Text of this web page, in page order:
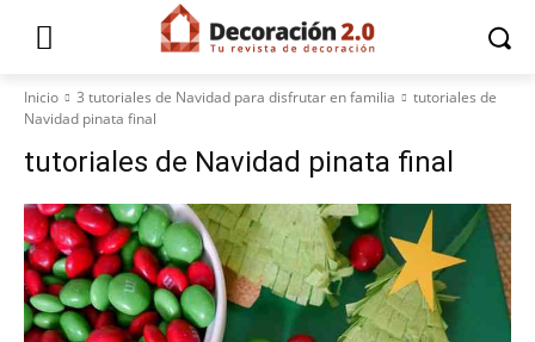
Inicio 3 tutoriales de Navidad para disfrutar en familia
tutoriales de
Navidad pinata final
tutoriales de Navidad pinata final